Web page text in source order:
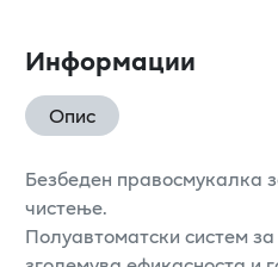
Информации
Опис
Безбеден правосмукалка
чистење.
Полуавтоматски систем